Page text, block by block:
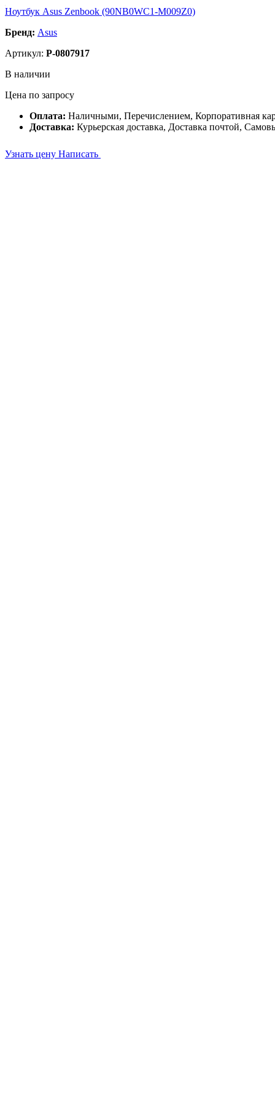
Ноутбук Asus Zenbook (90NB0WC1-M009Z0)
Бренд: Asus
Артикул: P-0807917
В наличии
Цена по запросу
Оплата: Наличными, Перечислением, Корпоративная
Доставка: Курьерская доставка, Доставка почтой,
Узнать цену Написать